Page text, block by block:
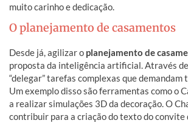
muito carinho e dedicação.
O planejamento de casamentos
Desde já, agilizar o planejamento de
proposta da inteligência artificial. Através
“delegar” tarefas complexas que demandam
Um exemplo disso são ferramentas como o
a realizar simulações 3D da decoração. O
contribuir para a criação do texto do convite